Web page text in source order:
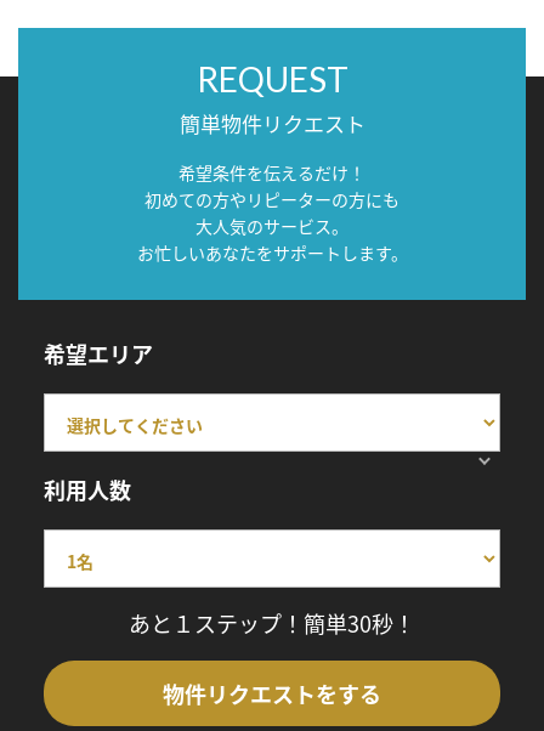
REQUEST
簡単物件リクエスト
希望条件を伝えるだけ！
初めての方やリピーターの方にも
大人気のサービス。
お忙しいあなたをサポートします。
希望エリア
利用人数
あと１ステップ！簡単30秒！
物件リクエストをする